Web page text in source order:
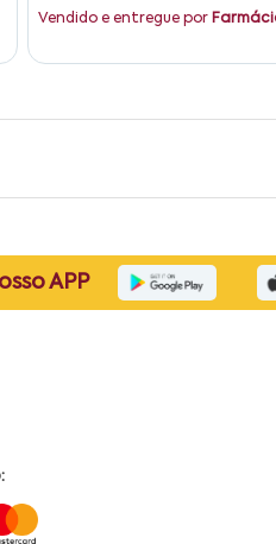
Vendido e entregue por
APP